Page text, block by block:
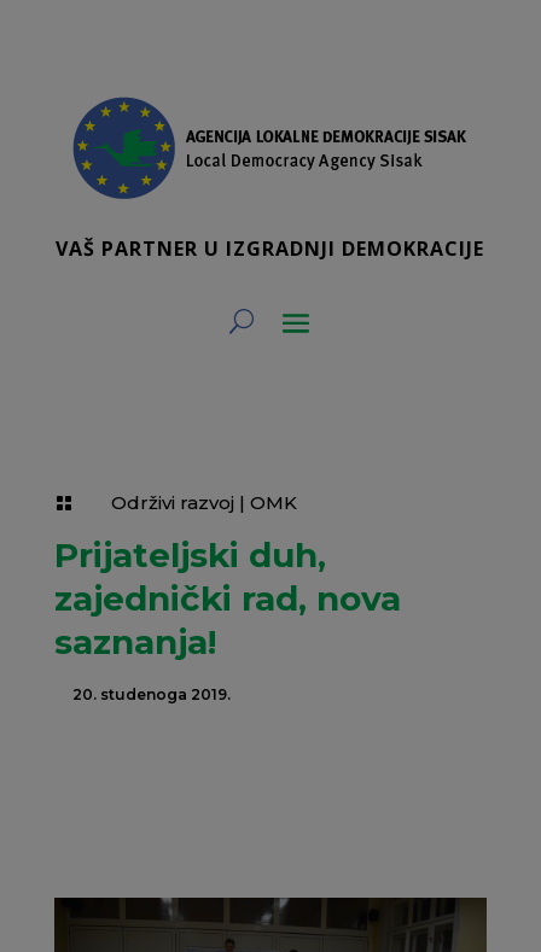
VAŠ PARTNER U IZGRADNJI DEMOKRACIJE
 Održivi razvoj | OMK
Prijateljski duh,
zajednički rad, nova
saznanja!
20. studenoga 2019.